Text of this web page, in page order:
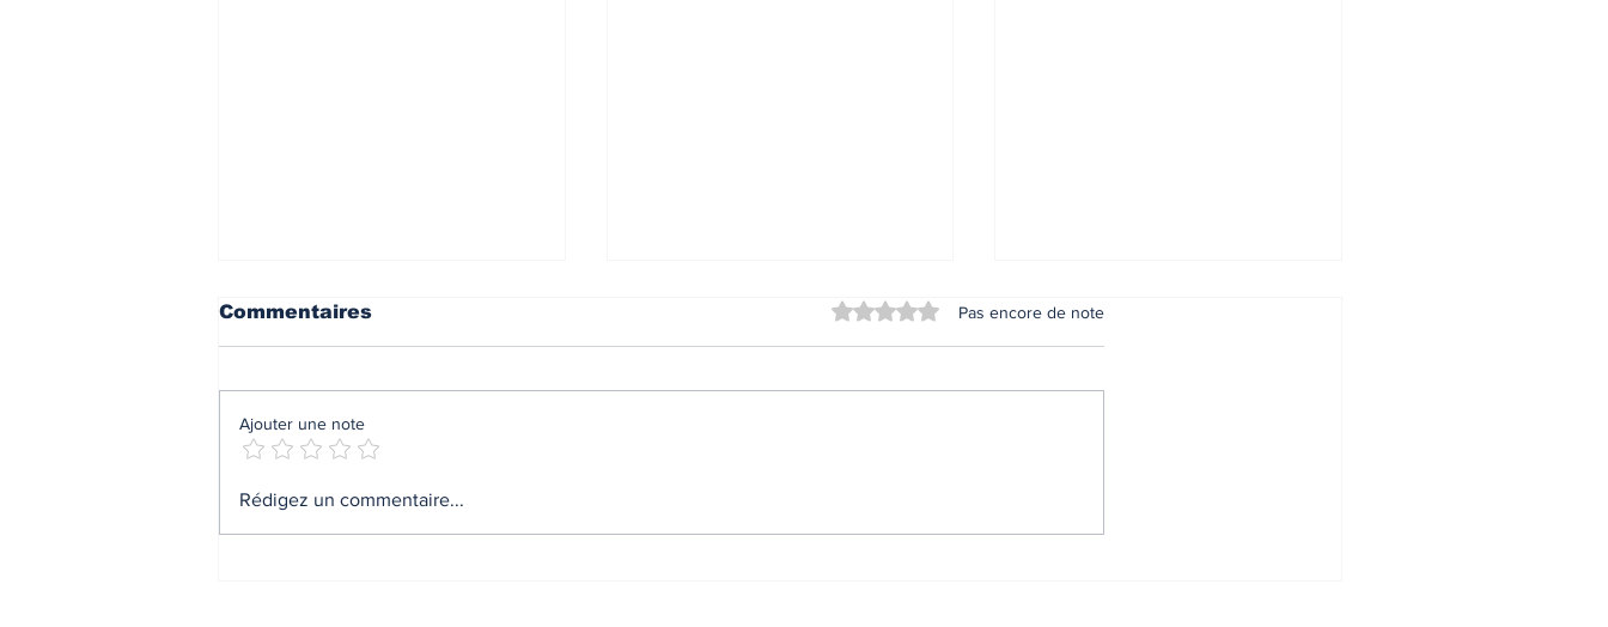
Les tiques avancent au
Canada: la nouvelle
réalité sanitaire que les
québécoise au parc
lavalloise
Commentaires Noté 0 étoile sur 5.Pas encore de note
Ajouter une note
Rédigez un commentaire...